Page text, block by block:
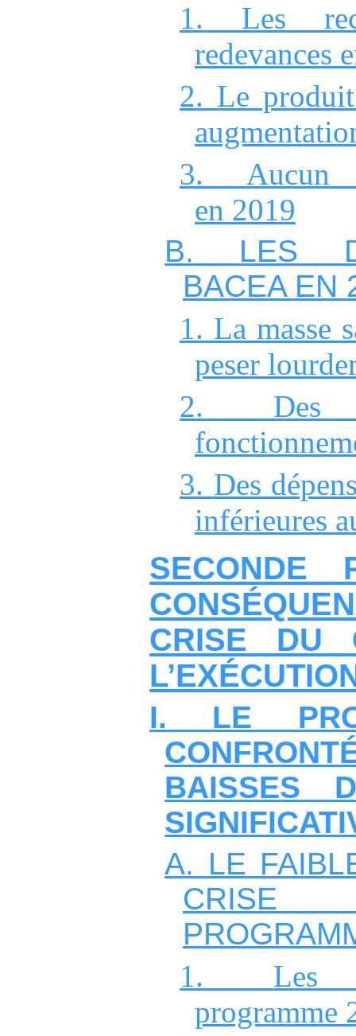
1.
Les
redevances
2. Le
3.
en 2019
B.
LES
BACEA EN
1. La masse
peser
2.
3. Des
inférieures
SECONDE
CRISE DU
I.
LE
BAISSES
A. LE
1.
Les
programme